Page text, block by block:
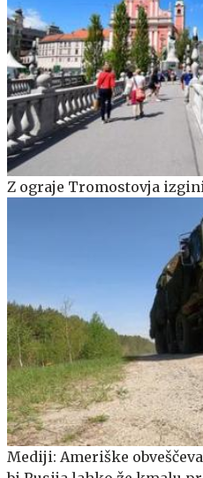
Z ograje Tromostovja
Mediji: Ameriške